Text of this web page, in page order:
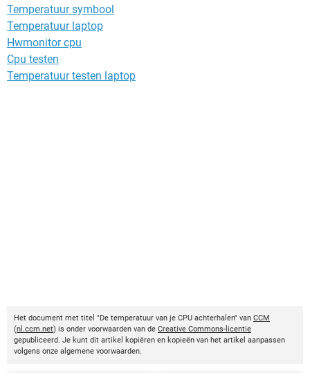
Temperatuur symbool
Temperatuur laptop
Hwmonitor cpu
Cpu testen
Temperatuur testen laptop
Het document met titel "De temperatuur van je CPU achterhalen" van CCM
(nl.ccm.net) is onder voorwaarden van de Creative Commons-licentie
gepubliceerd. Je kunt dit artikel kopiëren en kopieën van het artikel aanpassen
volgens onze algemene voorwaarden.